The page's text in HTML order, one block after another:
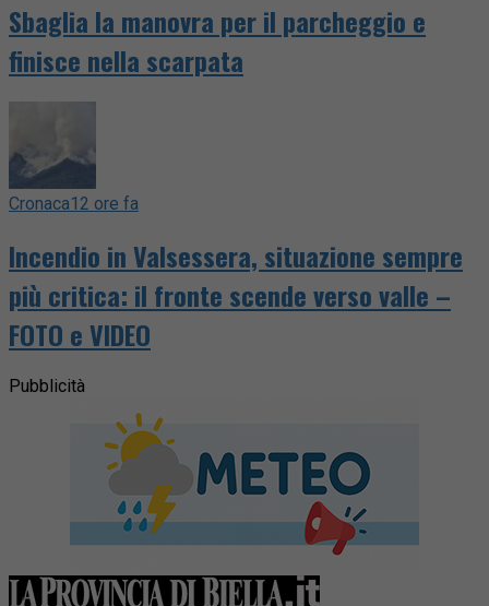
Sbaglia la manovra per il parcheggio e
finisce nella scarpata
Cronaca12 ore fa
Incendio in Valsessera, situazione sempre
più critica: il fronte scende verso valle –
FOTO e VIDEO
Pubblicità